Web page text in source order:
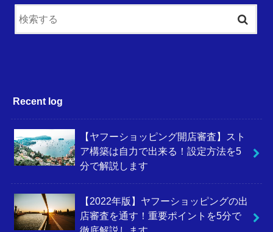
Recent log
【ヤフーショッピング開店審査】スト
ア構築は自力で出来る！設定方法を5
分で解説します
【2022年版】ヤフーショッピングの出
店審査を通す！重要ポイントを5分で